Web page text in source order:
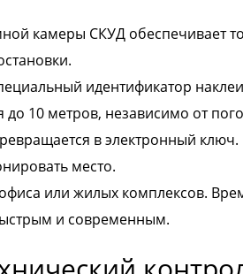
камеры СКУД обеспечивает
идентификатор
до 10 метров, независимо от
в электронный
место.
или жилых комплексов.
и современным.